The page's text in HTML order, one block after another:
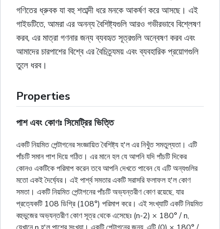
গণিতের ধ্রুবক যা বহু শতাব্দী ধরে মনকে আকর্ষণ করে আসছে। এই
গাইডটিতে, আমরা এর অনন্য বৈশিষ্ট্যগুলি আরও গভীরভাবে বিশ্লেষণ
করব, এর মাত্রা গণনার জন্য ব্যবহৃত সূত্রগুলি অন্বেষণ করব এবং
আমাদের চারপাশের বিশ্বে এর বৈচিত্র্যময় এবং ব্যবহারিক প্রয়োগগুলি
তুলে ধরব।
Properties
পাশ এবং কোণঃ সিমেট্রির ভিত্তি
একটি নিয়মিত পেন্টাগনের সংজ্ঞায়িত বৈশিষ্ট্য হ'ল এর নিখুঁত সমতুল্যতা। এটি
পাঁচটি সমান পাশ দিয়ে গঠিত। এর মানে হল যে আপনি যদি পাঁচটি দিকের
কোনও একটিকে পরিমাপ করেন তবে আপনি দেখতে পাবেন যে এটি অন্যগুলির
মতো একই দৈর্ঘ্যের। এই পার্শ্ব সমতার একটি সরাসরি ফলাফল হ'ল কোণ
সমতা। একটি নিয়মিত পেন্টাগনের পাঁচটি অভ্যন্তরীণ কোণ রয়েছে, যার
প্রত্যেকটি 108 ডিগ্রি (108°) পরিমাপ করে। এই সংখ্যাটি একটি নিয়মিত
বহুভুজের অভ্যন্তরীণ কোণ সূত্র থেকে এসেছেঃ (n-2) × 180° / n,